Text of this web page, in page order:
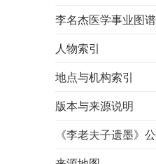
李名杰医学事业图谱
人物索引
地点与机构索引
版本与来源说明
《李老夫子遗墨》